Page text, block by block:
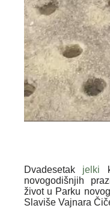
Dvadesetak jelki
novogodišnjih
život u Parku
Slaviše Vajnara